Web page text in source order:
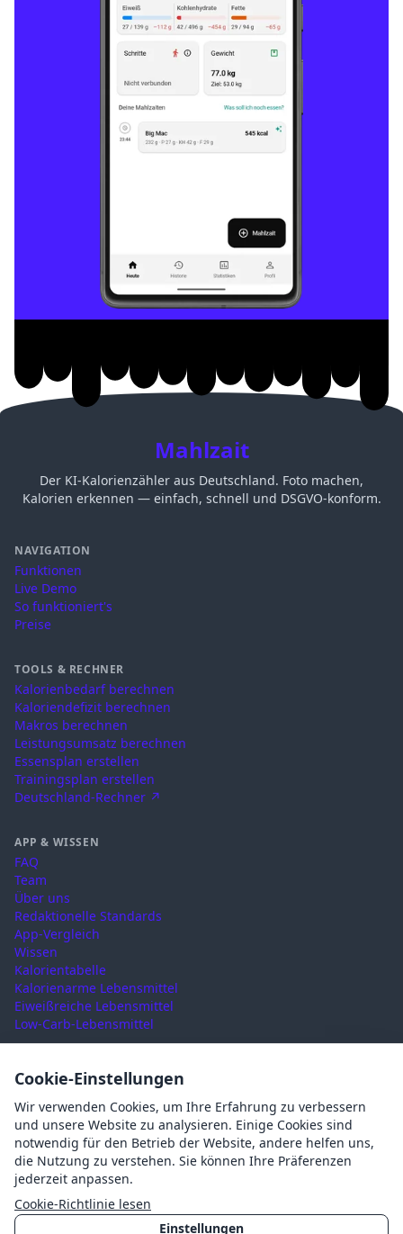
Mahlzait
Der KI-Kalorienzähler aus Deutschland. Foto machen,
Kalorien erkennen — einfach, schnell und DSGVO-konform.
NAVIGATION
Funktionen
Live Demo
So funktioniert's
Preise
TOOLS & RECHNER
Kalorienbedarf berechnen
Kaloriendefizit berechnen
Makros berechnen
Leistungsumsatz berechnen
Essensplan erstellen
Trainingsplan erstellen
Deutschland-Rechner ↗
APP & WISSEN
FAQ
Team
Über uns
Redaktionelle Standards
App-Vergleich
Wissen
Kalorientabelle
Kalorienarme Lebensmittel
Eiweißreiche Lebensmittel
Low-Carb-Lebensmittel
RECHTLICHES
Nutzungsbedingungen
Datenschutz
Impressum
AGB
Cookies
Cookie-Einstellungen
Cookie-Einstellungen
Wir verwenden Cookies, um Ihre Erfahrung zu verbessern
und unsere Website zu analysieren. Einige Cookies sind
notwendig für den Betrieb der Website, andere helfen uns,
die Nutzung zu verstehen. Sie können Ihre Präferenzen
jederzeit anpassen.
Cookie-Richtlinie lesen
Einstellungen